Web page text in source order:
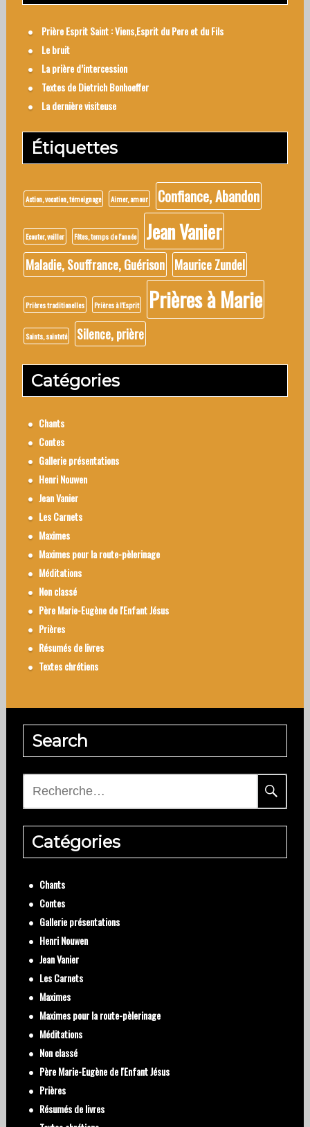
Prière Esprit Saint : Viens,Esprit du Pere et du Fils
Le bruit
La prière d’intercession
Textes de Dietrich Bonhoeffer
La dernière visiteuse
Étiquettes
Action, vocation, témoignage Aimer, amour Confiance, Abandon
Ecouter, veiller Fêtes, temps de l'année Jean Vanier
Maladie, Souffrance, Guérison Maurice Zundel
Prières traditionelles Prières à l'Esprit Prières à Marie
Saints, sainteté Silence, prière
Catégories
Chants
Contes
Gallerie présentations
Henri Nouwen
Jean Vanier
Les Carnets
Maximes
Maximes pour la route-pèlerinage
Méditations
Non classé
Père Marie-Eugène de l'Enfant Jésus
Prières
Résumés de livres
Textes chrétiens
Search
Rechercher :
Catégories
Chants
Contes
Gallerie présentations
Henri Nouwen
Jean Vanier
Les Carnets
Maximes
Maximes pour la route-pèlerinage
Méditations
Non classé
Père Marie-Eugène de l'Enfant Jésus
Prières
Résumés de livres